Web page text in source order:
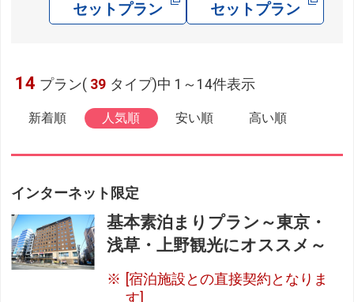
セットプラン
セットプラン
14 プラン( 39 タイプ)中 1～14件表示
新着順 人気順 安い順 高い順
インターネット限定
基本素泊まりプラン～東京・
浅草・上野観光にオススメ～
[宿泊施設との直接契約となりま
す]